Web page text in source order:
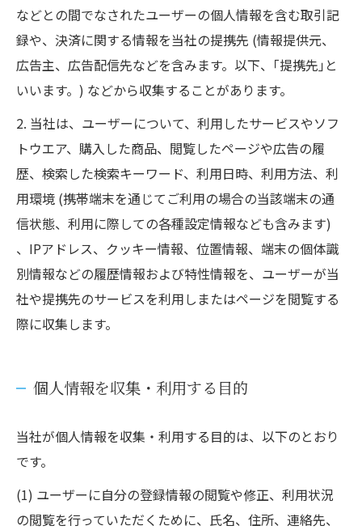
などとの間でなされたユーザーの個人情報を含む取引記
録や、決済に関する情報を当社の提携先 (情報提供元、
広告主、広告配信先などを含みます。以下、｢提携先｣と
いいます。) などから収集することがあります。
2. 当社は、ユーザーについて、利用したサービスやソフ
トウエア、購入した商品、閲覧したページや広告の履
歴、検索した検索キーワード、利用日時、利用方法、利
用環境 (携帯端末を通じてご利用の場合の当該端末の通
信状態、利用に際しての各種設定情報なども含みます)
、IPアドレス、クッキー情報、位置情報、端末の個体識
別情報などの履歴情報および特性情報を、ユーザーが当
社や提携先のサービスを利用しまたはページを閲覧する
際に収集します。
個人情報を収集・利用する目的
当社が個人情報を収集・利用する目的は、以下のとおり
です。
(1) ユーザーに自分の登録情報の閲覧や修正、利用状況
の閲覧を行っていただくために、氏名、住所、連絡先、